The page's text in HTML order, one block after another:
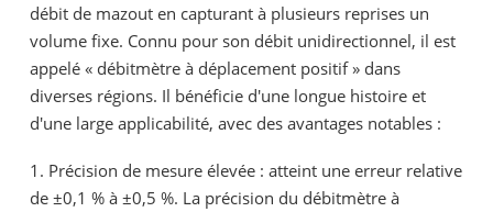
débit de mazout en capturant à plusieurs reprises un
volume fixe. Connu pour son débit unidirectionnel, il est
appelé « débitmètre à déplacement positif » dans
diverses régions. Il bénéficie d'une longue histoire et
d'une large applicabilité, avec des avantages notables :
1. Précision de mesure élevée : atteint une erreur relative
de ±0,1 % à ±0,5 %. La précision du débitmètre à